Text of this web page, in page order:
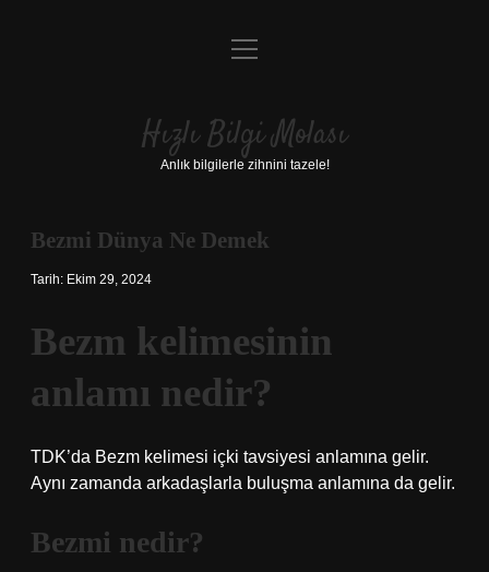
Anasayfa
Yasal Uyarı
menüyü
Hızlı Bilgi Molası
Anlık bilgilerle zihnini tazele!
Bezmi Dünya Ne Demek
Tarih: Ekim 29, 2024
Bezm kelimesinin
anlamı nedir?
TDK’da Bezm kelimesi içki tavsiyesi anlamına gelir.
Aynı zamanda arkadaşlarla buluşma anlamına da gelir.
Bezmi nedir?